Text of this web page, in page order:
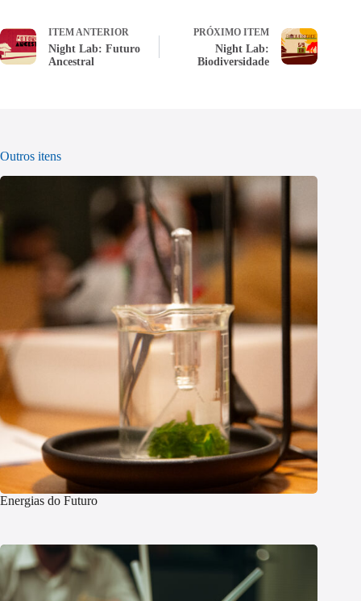
ITEM ANTERIOR
Night Lab: Futuro
Ancestral
PRÓXIMO ITEM
Night Lab:
Biodiversidade
Outros itens
Energias do Futuro